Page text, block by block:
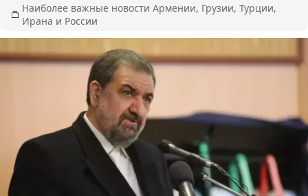
Наиболее важные новости Армении, Грузии, Турции,
Ирана и России